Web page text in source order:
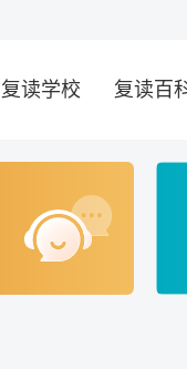
复读学校 复读百